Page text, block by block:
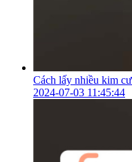
Cách lấy nhiều kim
2024-07-03 11:45:44